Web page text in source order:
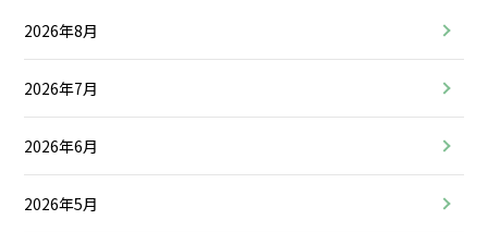
2026年8月
2026年7月
2026年6月
2026年5月